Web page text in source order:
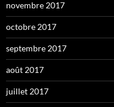
novembre 2017
octobre 2017
septembre 2017
août 2017
juillet 2017